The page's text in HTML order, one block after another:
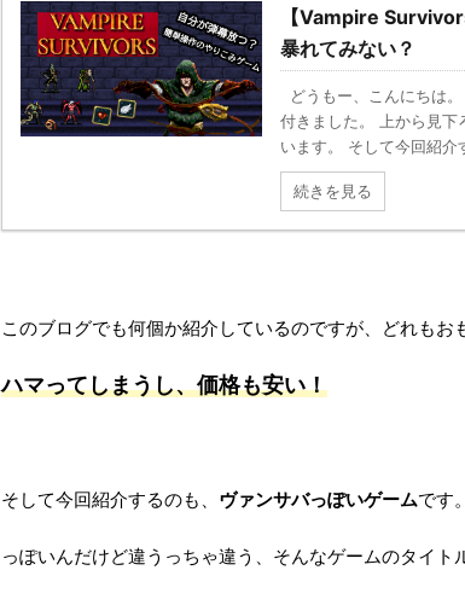
【Vampire
暴れてみない？
どうもー、こんにちは
付きました。 上から見下
います。 そして今回紹
続きを見る
このブログでも何個か紹介しているのですが、どれもお
ハマってしまうし、価格も安い！
そして今回紹介するのも、 ヴァンサバっぽいゲームです。
っぽいんだけど違うっちゃ違う、そんなゲームのタイト